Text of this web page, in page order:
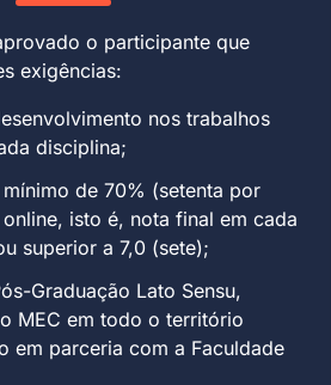
o participante que
exigências:
nos trabalhos
disciplina;
de 70% (setenta por
isto é, nota final em cada
superior a 7,0 (sete);
Graduação Lato Sensu,
MEC em todo o território
em parceria com a Faculdade